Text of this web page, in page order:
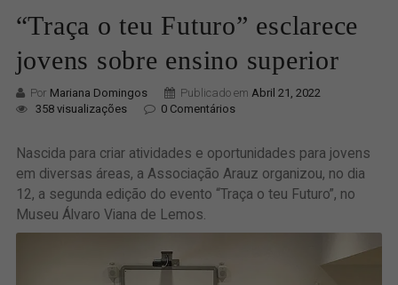
“Traça o teu Futuro” esclarece
jovens sobre ensino superior
Por Mariana Domingos Publicado em Abril 21, 2022
358 visualizações
0 Comentários
Nascida para criar atividades e oportunidades para jovens
em diversas áreas, a Associação Arauz organizou, no dia
12, a segunda edição do evento “Traça o teu Futuro”, no
Museu Álvaro Viana de Lemos.